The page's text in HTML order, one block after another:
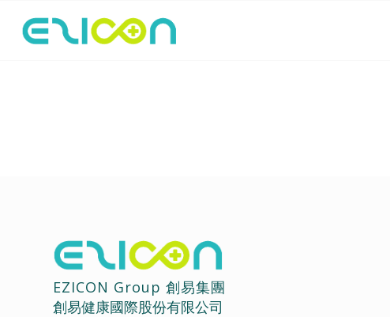
EZICON Group 創易集團
創易健康國際股份有限公司